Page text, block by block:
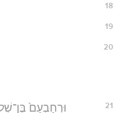
18
19
20
21
וּרְחַבְעָם֙